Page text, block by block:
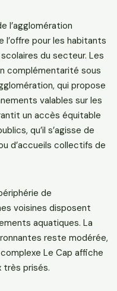
l’agglomération
l’offre pour les habitants
du secteur. Les
complémentarité sous
qui propose
valables sur les
un accès équitable
qu’il s’agisse de
d’accueils collectifs de
de
voisines disposent
aquatiques. La
reste modérée,
Le Cap affiche
très prisés.